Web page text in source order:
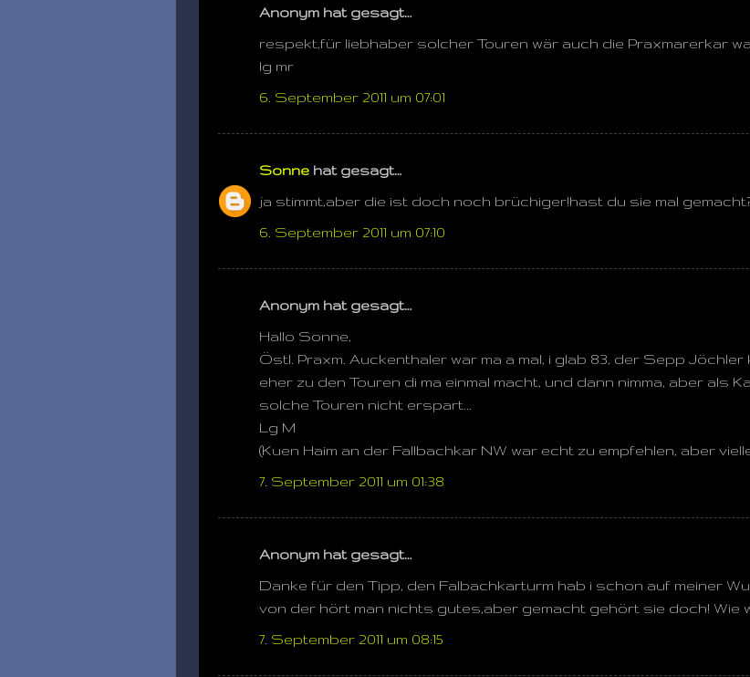
Anonym hat gesagt…
respekt,für liebhaber solcher Touren wär auch die Praxmarerkar
lg mr
6. September 2011 um 07:01
Sonne hat gesagt…
ja stimmt,aber die ist doch noch brüchiger!hast du sie mal
6. September 2011 um 07:10
Anonym hat gesagt…
Hallo Sonne,
Östl. Praxm. Auckenthaler war ma a mal, i glab 83, der Sepp
eher zu den Touren di ma einmal macht, und dann nimma, aber als
solche Touren nicht erspart...
Lg M
(Kuen Haim an der Fallbachkar NW war echt zu empfehlen, aber
7. September 2011 um 01:38
Anonym hat gesagt…
Danke für den Tipp, den Falbachkarturm hab i schon auf meiner
von der hört man nichts gutes,aber gemacht gehört sie doch! Wie
7. September 2011 um 08:15